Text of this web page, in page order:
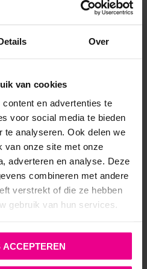
Over
van cookies
en advertenties te
voor social media te bieden
te analyseren. Ook delen we
van onze site met onze
adverteren en analyse. Deze
combineren met andere
verstrekt of die ze hebben
gebruik van hun services.
ACCEPTEREN
BEKEKEN OOK: